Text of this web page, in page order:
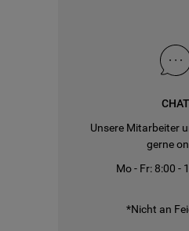
CHAT
Unsere Mitarbeiter
gerne
Mo - Fr: 8:00 -
*Nicht an